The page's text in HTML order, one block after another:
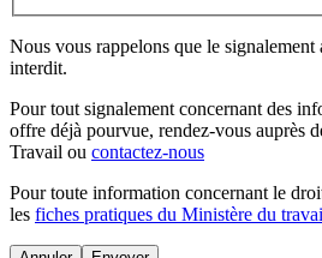
Nous vous rappelons que le signalement
interdit.
Pour tout signalement concernant des
offre déjà pourvue, rendez-vous auprès
Travail ou contactez-nous
Pour toute information concernant le
les fiches pratiques du Ministère du